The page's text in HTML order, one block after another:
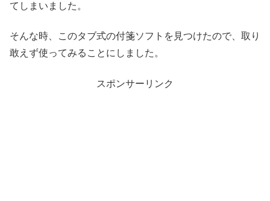
てしまいました。
そんな時、このタブ式の付箋ソフトを見つけたので、取り
敢えず使ってみることにしました。
スポンサーリンク